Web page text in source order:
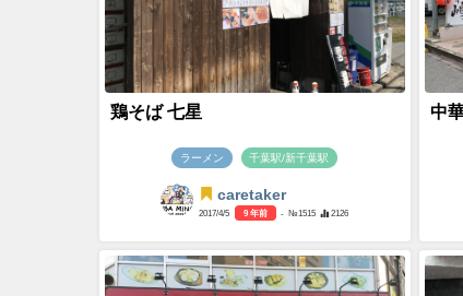
鶏そば 七星
ラーメン 千葉駅/新千葉駅
caretaker
2017/4/5 9 年前 - №1515 2126
中